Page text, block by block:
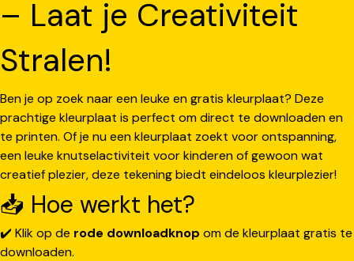
– Laat je Creativiteit
Stralen!
Ben je op zoek naar een leuke en gratis kleurplaat? Deze
prachtige kleurplaat is perfect om direct te downloaden en
te printen. Of je nu een kleurplaat zoekt voor ontspanning,
een leuke knutselactiviteit voor kinderen of gewoon wat
creatief plezier, deze tekening biedt eindeloos kleurplezier!
📥 Hoe werkt het?
✔️ Klik op de rode downloadknop om de kleurplaat gratis te
downloaden.